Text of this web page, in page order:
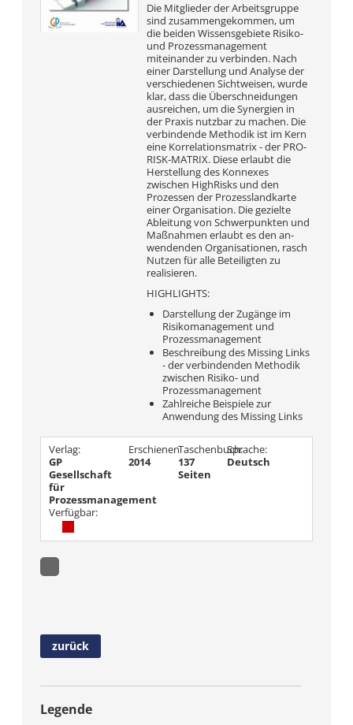
Die Mitglieder der Arbeitsgruppe
sind zusammengekommen, um
die beiden Wissensgebiete Risiko-
und Prozessmanagement
miteinander zu verbinden. Nach
einer Darstellung und Analyse der
verschiedenen Sichtweisen, wurde
klar, dass die Überschneidungen
ausreichen, um die Synergien in
der Praxis nutzbar zu machen. Die
verbindende Methodik ist im Kern
eine Korrelationsmatrix - der PRO­
RISK-MATRIX. Diese erlaubt die
Herstellung des Konnexes
zwischen High­Risks und den
Prozessen der Prozesslandkarte
einer Organisation. Die gezielte
Ableitung von Schwerpunkten und
Maßnahmen erlaubt es den an­
wendenden Organisationen, rasch
Nutzen für alle Beteiligten zu
realisieren.
HIGHLIGHTS:
Darstellung der Zugänge im
Risikomanagement und
Prozessmanagement
Beschreibung des Missing Links
- der verbindenden Methodik
zwischen Risiko- und
Prozessmanagement
Zahlreiche Beispiele zur
Anwendung des Missing Links
Verlag:
GP
Gesellschaft
für
Prozessmanagement
Erschienen
2014
Taschenbuch:
137
Seiten
Sprache:
Deutsch
Verfügbar:
zurück
Legende